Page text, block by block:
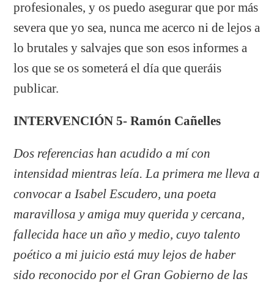
profesionales, y os puedo asegurar que por más
severa que yo sea, nunca me acerco ni de lejos a
lo brutales y salvajes que son esos informes a
los que se os someterá el día que queráis
publicar.
INTERVENCIÓN 5- Ramón Cañelles
Dos referencias han acudido a mí con
intensidad mientras leía. La primera me lleva a
convocar a Isabel Escudero, una poeta
maravillosa y amiga muy querida y cercana,
fallecida hace un año y medio, cuyo talento
poético a mi juicio está muy lejos de haber
sido reconocido por el Gran Gobierno de las